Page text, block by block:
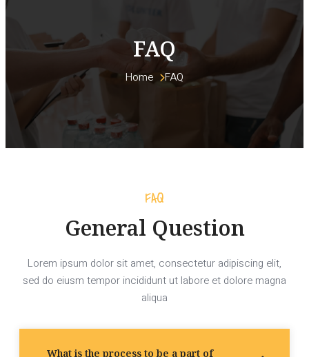
FAQ
Home FAQ
FAQ
General Question
Lorem ipsum dolor sit amet, consectetur adipiscing elit,
sed do eiusm tempor incididunt ut labore et dolore magna
aliqua
What is the process to be a part of